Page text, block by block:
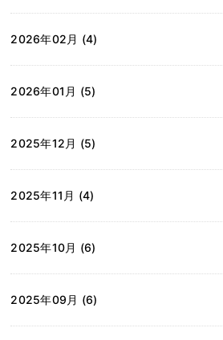
2026年02月 (4)
2026年01月 (5)
2025年12月 (5)
2025年11月 (4)
2025年10月 (6)
2025年09月 (6)